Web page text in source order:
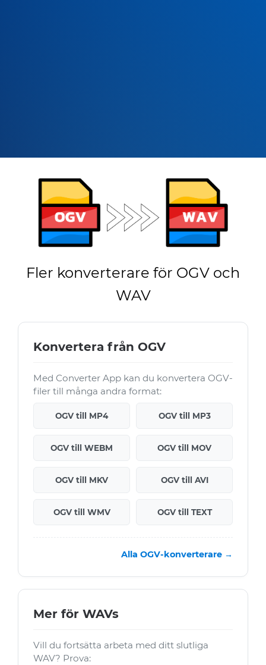
Fler konverterare för OGV och
WAV
Konvertera från OGV
Med Converter App kan du konvertera OGV-
filer till många andra format:
OGV till MP4 OGV till MP3
OGV till WEBM OGV till MOV
OGV till MKV OGV till AVI
OGV till WMV OGV till TEXT
Alla OGV-konverterare →
Mer för WAVs
Vill du fortsätta arbeta med ditt slutliga
WAV? Prova: